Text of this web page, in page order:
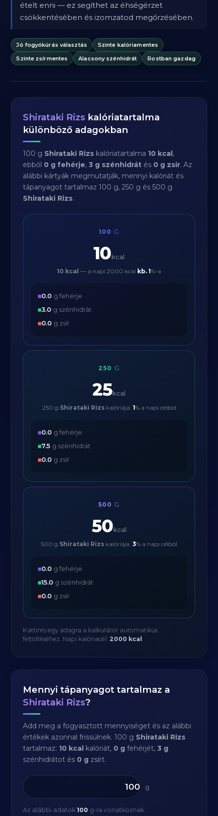
ételt enni — ez segíthet az éhségérzet
csökkentésében és izomzatod megőrzésében.
Jó fogyókúrás választás
Szinte kalóriamentes
Szinte zsírmentes
Alacsony szénhidrát Rostban gazdag
Shirataki Rizs kalóriatartalma
különböző adagokban
100 g Shirataki Rizs kalóriatartalma 10 kcal,
ebből 0 g fehérje,3 g szénhidrát és 0 g zsír. Az
alábbi kártyák megmutatják, mennyi kalóriát és
tápanyagot tartalmaz 100 g, 250 g és 500 g
Shirataki Rizs.
100 G
10 kcal
10 kcal — a napi 2000 kcal kb. 1%-a
0.0 g fehérje
3.0 g szénhidrát
0.0 g zsír
250 G
25kcal
250 g Shirataki Rizskalóriája: 1% a napi célból
0.0 g fehérje
7.5 g szénhidrát
0.0 g zsír
500 G
50 kcal
500 g Shirataki Rizs kalóriája: 3% a napi célból
0.0 g fehérje
15.0 g szénhidrát
0.0 g zsír
Kattints egy adagra a kalkulátor automatikus
feltöltéséhez. Napi kalóriacél: 2000 kcal .
Mennyi tápanyagot tartalmaz a
Shirataki Rizs?
Add meg a fogyasztott mennyiséget és az alábbi
értékek azonnal frissülnek. 100 g Shirataki Rizs
tartalmaz: 10 kcal kalóriát, 0 g fehérjét,3 g
szénhidrátot és 0 g zsírt.
g
Az alábbi adatok100 g-ra vonatkoznak.